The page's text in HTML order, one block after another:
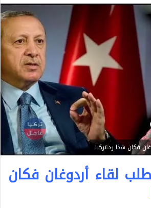
فكان هذا رد تركيا
لقاء أردوغان فكان